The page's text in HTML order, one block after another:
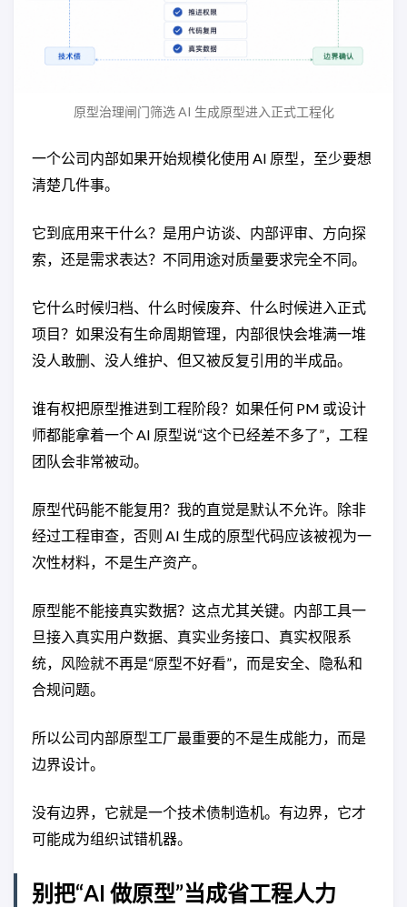
原型治理闸门筛选 AI 生成原型进入正式工程化
一个公司内部如果开始规模化使用 AI 原型，至少要想
清楚几件事。
它到底用来干什么？是用户访谈、内部评审、方向探
索，还是需求表达？不同用途对质量要求完全不同。
它什么时候归档、什么时候废弃、什么时候进入正式
项目？如果没有生命周期管理，内部很快会堆满一堆
没人敢删、没人维护、但又被反复引用的半成品。
谁有权把原型推进到工程阶段？如果任何 PM 或设计
师都能拿着一个 AI 原型说“这个已经差不多了”，工程
团队会非常被动。
原型代码能不能复用？我的直觉是默认不允许。除非
经过工程审查，否则 AI 生成的原型代码应该被视为一
次性材料，不是生产资产。
原型能不能接真实数据？这点尤其关键。内部工具一
旦接入真实用户数据、真实业务接口、真实权限系
统，风险就不再是“原型不好看”，而是安全、隐私和
合规问题。
所以公司内部原型工厂最重要的不是生成能力，而是
边界设计。
没有边界，它就是一个技术债制造机。有边界，它才
可能成为组织试错机器。
别把“AI 做原型”当成省工程人力